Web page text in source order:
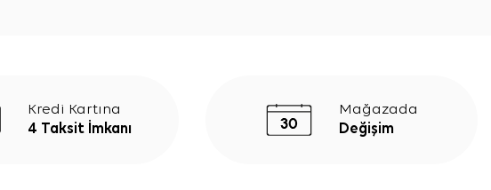
Kredi Kartına
4 Taksit İmkanı
Mağazada
Değişim